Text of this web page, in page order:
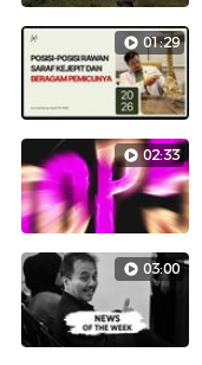
01:29
02:33
03:00